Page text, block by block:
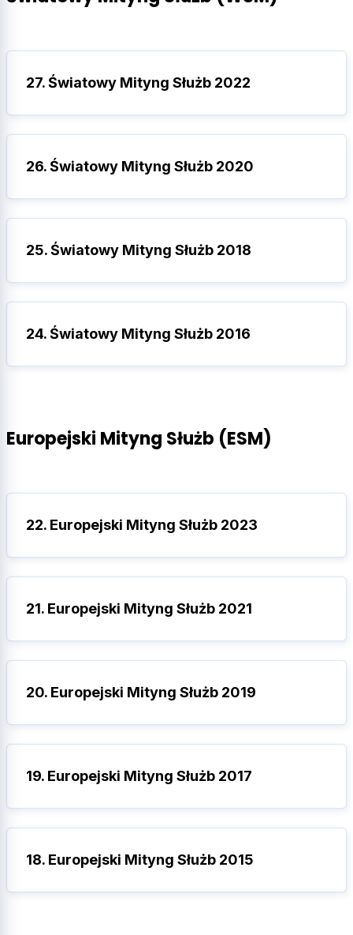
27. Światowy Mityng Służb 2022
26. Światowy Mityng Służb 2020
25. Światowy Mityng Służb 2018
24. Światowy Mityng Służb 2016
Europejski Mityng Służb (ESM)
22. Europejski Mityng Służb 2023
21. Europejski Mityng Służb 2021
20. Europejski Mityng Służb 2019
19. Europejski Mityng Służb 2017
18. Europejski Mityng Służb 2015